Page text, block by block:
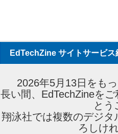
EdTechZine サイトサービス
2026年5月13日をも
長い間、EdTechZineを
とう
翔泳社では複数のデジ
ろしけ